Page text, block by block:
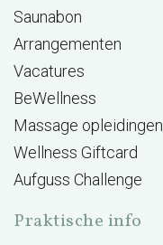
Saunabon
Arrangementen
Vacatures
BeWellness
Massage opleidingen
Wellness Giftcard
Aufguss Challenge
Praktische info